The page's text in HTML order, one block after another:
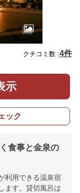
クチコミ数 :4件
示
ック
食事と金泉の
利用できる温泉宿
ます。貸切風呂は